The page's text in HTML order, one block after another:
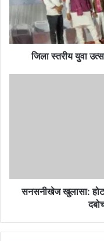
डी.ए.वी.
का
शानदार
जिला स्तरीय युवा
—
प्रयागराज
सनसनीखेज खुलासा: